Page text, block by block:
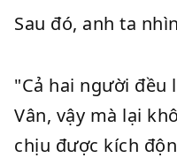
Sau đó, anh ta
"Cả hai người đều
Vân, vậy mà lại
chịu được kích